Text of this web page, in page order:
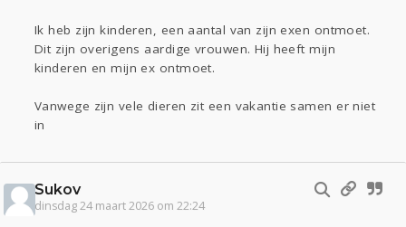
Ik heb zijn kinderen, een aantal van zijn exen ontmoet.
Dit zijn overigens aardige vrouwen. Hij heeft mijn
kinderen en mijn ex ontmoet.
Vanwege zijn vele dieren zit een vakantie samen er niet
in
Sukov
dinsdag 24 maart 2026 om 22:24